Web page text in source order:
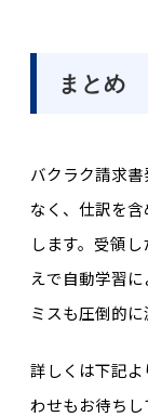
まとめ
バクラク請求
なく、仕訳を
します。受領
えで自動学習
ミスも圧倒的に
詳しくは下記
わせもお待ちし